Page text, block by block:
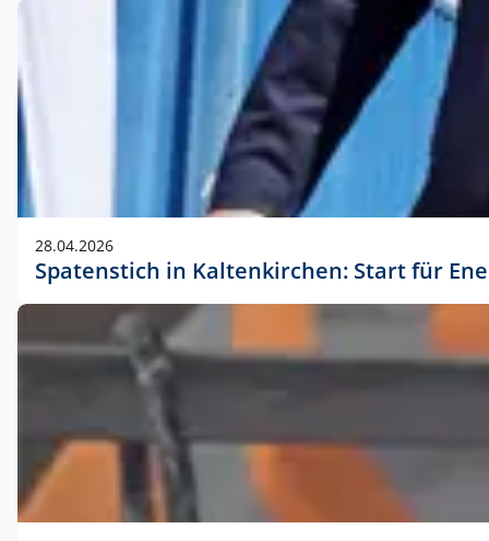
28.04.2026
Spatenstich in Kaltenkirchen: Start für